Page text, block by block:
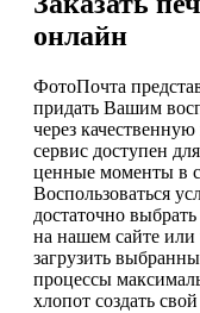
онлайн
ФотоПочта
придать Вашим
через
сервис доступен
ценные моменты в
Воспользоваться
достаточно
на нашем сайте
загрузить
процессы
хлопот создать